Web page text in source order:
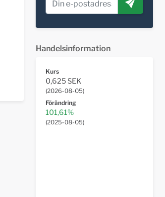
Handelsinformation
Kurs
0,625 SEK
(2026-08-05)
Förändring
101,61%
(2025-08-05)